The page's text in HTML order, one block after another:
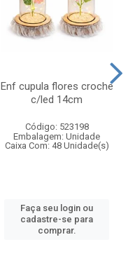
Enf cupula flores croche
c/led 14cm
Código: 523198
Embalagem: Unidade
Caixa Com: 48 Unidade(s)
Faça seu login ou
cadastre-se para
comprar.